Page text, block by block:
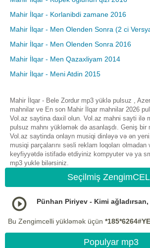
Mahir İlqar - Korlanibdi zamane 2016
Mahir İlqar - Men Olenden Sonra (2 ci
Mahir İlqar - Men Olenden Sonra 2016
Mahir İlqar - Men Qazaxliyam 2014
Mahir İlqar - Meni Atdin 2015
Mahir İlqar - Bele Zordur mp3 yüklə pulsuz ,
mahnilar ve En son Mahir İlqar mahnilar 2026
Vol.az saytina daxil olun. Vol.az mahni sayti ilə
pulsuz mahnı yükləmək də asanlaşdı. Geniş
Vol.az saytinda onlayn musiqi dinləyə və ən
musiqi parçalarını səsli reklam loqoları
keyfiyyətdə istifadə etdiyiniz kompyuter və ya
mp3 yukle bilərsiniz.
Seçilmiş
Pünhan Piriyev - Kimi
Bu Zengimcelli yükləmək üçün
Populyar mp3